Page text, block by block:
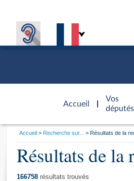
Accueil
d'accueil
Vos
députés
Général
Vous
Accueil Recherche sur... Résultats de la
Résultats de la
166758 résultats trouvés